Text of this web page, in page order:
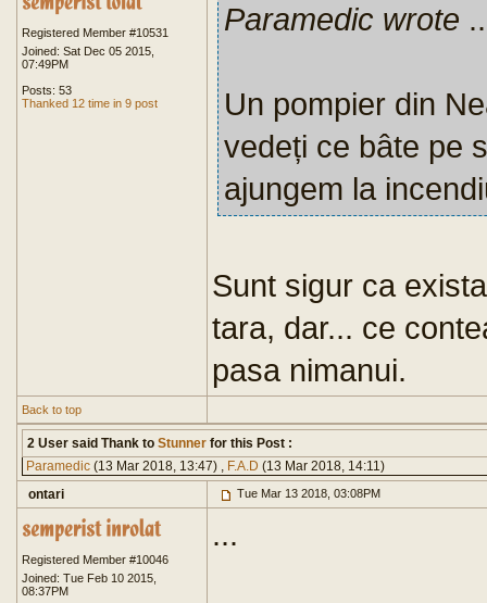
Registered Member #10531
Joined: Sat Dec 05 2015,
07:49PM
Posts: 53
Thanked 12 time in 9 post
Paramedic wrote
Un pompier din
vedeți ce bâte pe
ajungem la
Sunt sigur ca
tara, dar... ce
pasa nimanui.
Back to top
2 User said Thank to Stunner for this Post :
Paramedic (13 Mar 2018, 13:47) , F.A.D (13 Mar 2018, 14:11)
ontari
Tue Mar 13 2018, 03:08PM
Registered Member #10046
Joined: Tue Feb 10 2015,
08:37PM
...